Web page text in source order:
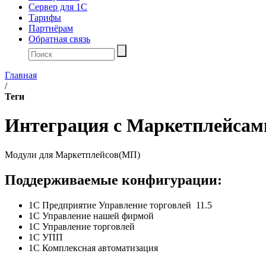
Сервер для 1С
Тарифы
Партнёрам
Обратная связь
Главная
/
Теги
Интеграция с
Модули для Маркетплейсов(МП)
Поддерживаемые конфигурации:
1С Предприятие Управление торговлей 11.5
1С Управление нашей фирмой
1С Управление торговлей
1С УПП
1С Комплексная автоматизация